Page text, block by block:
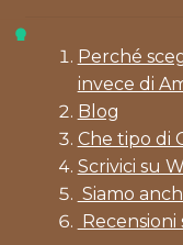
Perché
invece di
Blog
Che tipo di
Scrivici su
Siamo
Recensioni